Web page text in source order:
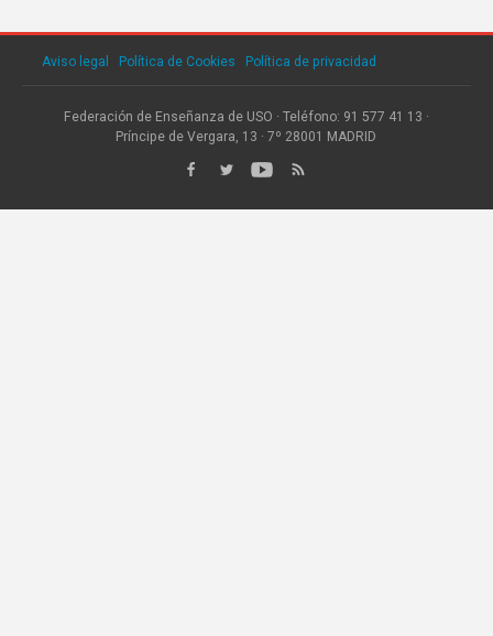
Aviso legal Política de Cookies Política de privacidad
Federación de Enseñanza de USO · Teléfono: 91 577 41 13 ·
Príncipe de Vergara, 13 · 7º 28001 MADRID